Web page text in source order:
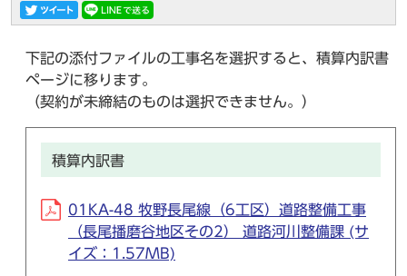
下記の添付ファイルの工事名を選択すると、積算内訳書
ページに移ります。
（契約が未締結のものは選択できません。）
積算内訳書
01KA-48 牧野長尾線（6工区）道路整備工事
（長尾播磨谷地区その2） 道路河川整備課 (サ
イズ：1.57MB)